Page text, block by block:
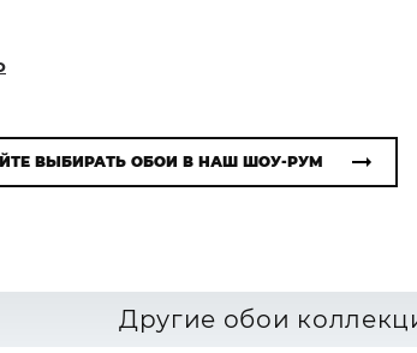
ВЫБИРАТЬ ОБОИ В НАШ ШОУ-РУМ
Другие обои